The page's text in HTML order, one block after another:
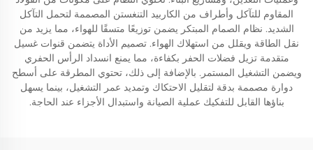
المقاوم للتآكل وأطراف من الكاربيد التنغستن المصممة لتحمل التآكل
الشديد. نظام الصمام المبتكر يضمن توزيعًا متسقًا للهواء، مما يزيد من
نقل الطاقة ويقلل من استهلاك الهواء. تصميم الأداة يتضمن قنوات غسيل
متقدمة تزيل فضلات الحفر بكفاءة، مما يمنع انسداد الرأس الحفري
ويضمن التشغيل المستمر. بالإضافة إلى ذلك، تحتوي المطرقة على أسطح
دوارة مصممة بدقة لتقليل الاحتكاك وتمديد عمر التشغيل، بينما يسهل
بناؤها القابل للتفكيك عملية الصيانة واستبدال الأجزاء عند الحاجة.